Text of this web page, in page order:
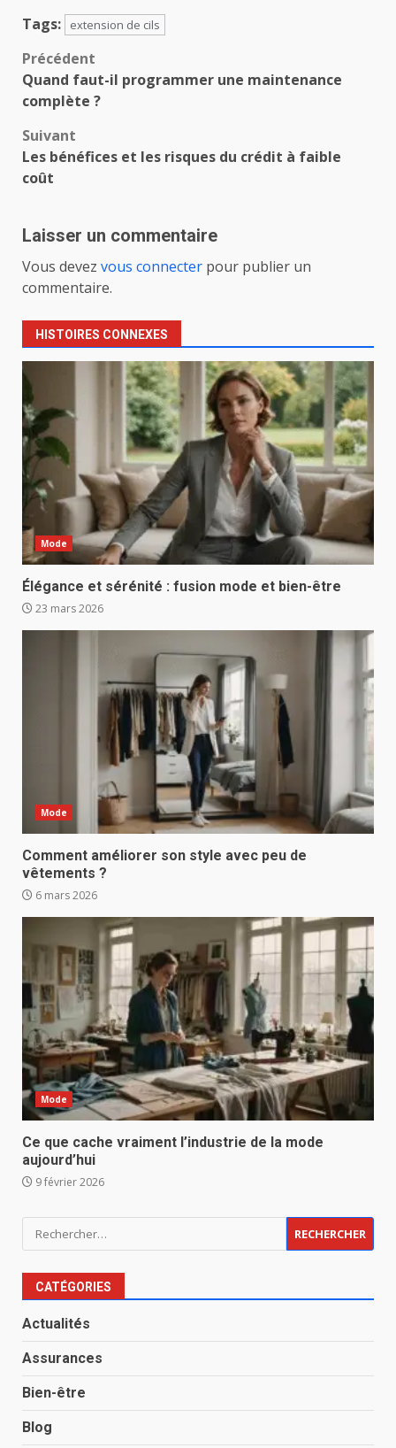
Tags:
extension de cils
Navigation
d’article
Précédent
Quand faut-il programmer une maintenance
complète ?
Suivant
Les bénéfices et les risques du crédit à faible
coût
Laisser un commentaire
Vous devez vous connecter pour publier un
commentaire.
HISTOIRES CONNEXES
Mode
Élégance et sérénité : fusion mode et bien-être
23 mars 2026
Mode
Comment améliorer son style avec peu de
vêtements ?
6 mars 2026
Mode
Ce que cache vraiment l’industrie de la mode
aujourd’hui
9 février 2026
Rechercher :
CATÉGORIES
Actualités
Assurances
Bien-être
Blog